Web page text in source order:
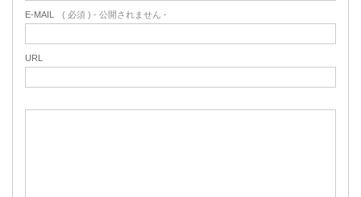
E-MAIL ( 必須 ) - 公開されません -
URL